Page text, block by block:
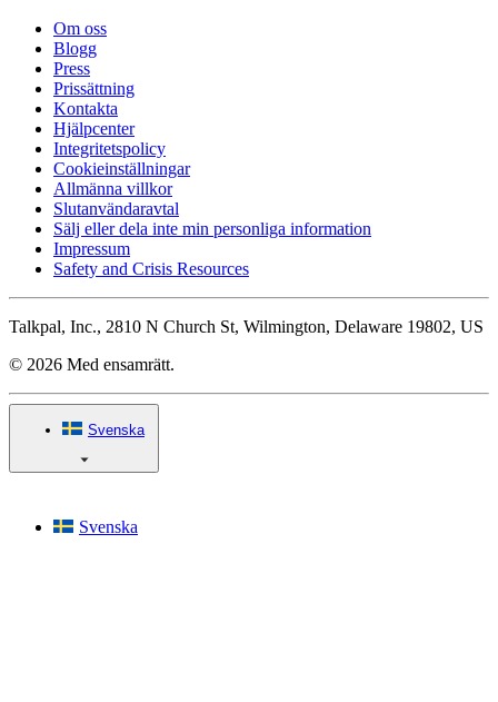
Om oss
Blogg
Press
Prissättning
Kontakta
Hjälpcenter
Integritetspolicy
Cookieinställningar
Allmänna villkor
Slutanvändaravtal
Sälj eller dela inte min personliga information
Impressum
Safety and Crisis Resources
Talkpal, Inc., 2810 N Church St, Wilmington, Delaware 19802, US
© 2026 Med ensamrätt.
Svenska
Svenska